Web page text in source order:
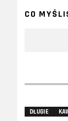
CO
DŁUGIE